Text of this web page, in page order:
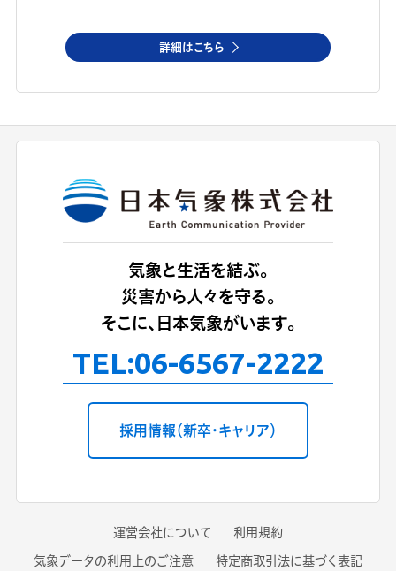
詳細はこちら
気象と生活を結ぶ。
災害から人々を守る。
そこに、日本気象がいます。
TEL:06-6567-2222
採用情報（新卒・キャリア）
運営会社について
利用規約
気象データの利用上のご注意
特定商取引法に基づく表記